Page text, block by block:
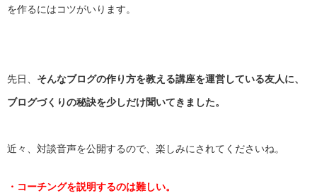
を作るにはコツがいります。
先日、 そんなブログの作り方を教える講座を運営している友人に、
ブログづくりの秘訣を少しだけ聞いてきました。
近々、対談音声を公開するので、楽しみにされてくださいね。
・コーチングを説明するのは難しい。